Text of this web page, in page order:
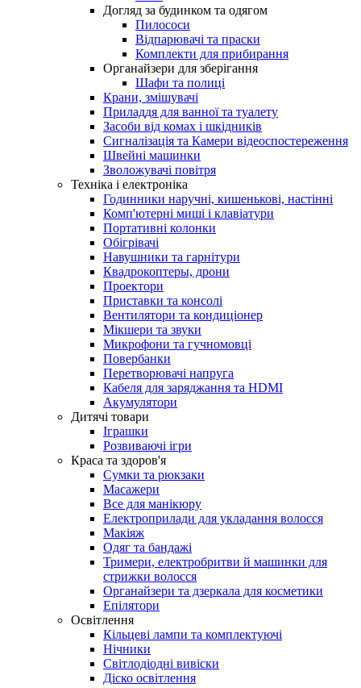
Догляд за будинком та одягом
Пилососи
Відпарювачі та праски
Комплекти для прибирання
Органайзери для зберігання
Шафи та полиці
Крани, змішувачі
Приладдя для ванної та туалету
Засоби від комах і шкідників
Сигналізація та Камери відеоспостереження
Швейні машинки
Зволожувачі повітря
Техніка і електроніка
Годинники наручні, кишенькові, настінні
Комп'ютерні миші і клавіатури
Портативні колонки
Обігрівачі
Навушники та гарнітури
Квадрокоптеры, дрони
Проектори
Приставки та консолі
Вентилятори та кондиціонер
Мікшери та звуки
Микрофони та гучномовці
Повербанки
Перетворювачі напруга
Кабеля для заряджання та HDMI
Акумулятори
Дитячі товари
Іграшки
Розвиваючі ігри
Краса та здоров'я
Сумки та рюкзаки
Масажери
Все для манікюру
Електроприлади для укладання волосся
Макіяж
Одяг та бандажі
Тримери, електробритви й машинки для
стрижки волосся
Органайзери та дзеркала для косметики
Епілятори
Освітлення
Кільцеві лампи та комплектуючі
Нічники
Світлодіодні вивіски
Діско освітлення